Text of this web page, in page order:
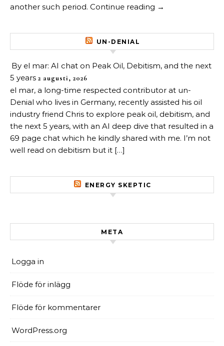
another such period. Continue reading →
UN-DENIAL
By el mar: AI chat on Peak Oil, Debitism, and the next
5 years 2 augusti, 2026
el mar, a long-time respected contributor at un-
Denial who lives in Germany, recently assisted his oil
industry friend Chris to explore peak oil, debitism, and
the next 5 years, with an AI deep dive that resulted in a
69 page chat which he kindly shared with me. I’m not
well read on debitism but it […]
ENERGY SKEPTIC
META
Logga in
Flöde för inlägg
Flöde för kommentarer
WordPress.org